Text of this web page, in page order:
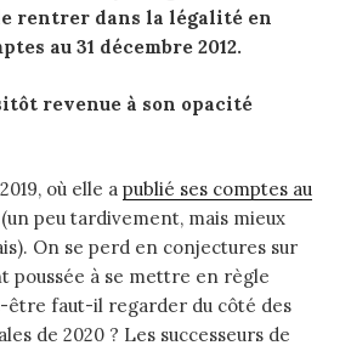
rentrer dans la légalité en
au 31 décembre 2012.
revenue à son opacité
où elle a publié ses comptes au
(un peu tardivement, mais mieux
On se perd en conjectures sur
poussée à se mettre en règle
être faut-il regarder du côté des
de 2020 ? Les successeurs de